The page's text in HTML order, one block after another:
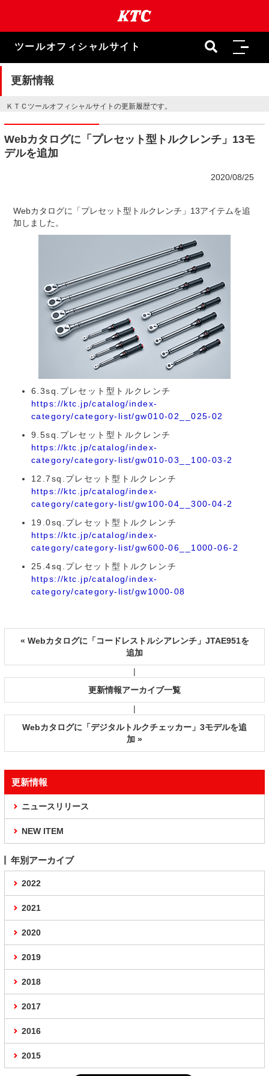
ま
キ
ツールオフィシャルサイト
更新情報
ＫＴＣツールオフィシャルサイトの更新履歴です。
Webカタログに「プレセット型トルクレンチ」13モ
デルを追加
2020/08/25
Webカタログに「プレセット型トルクレンチ」13アイテムを追
加しました。
6.3sq.プレセット型トルクレンチ
https://ktc.jp/catalog/index-
category/category-list/gw010-02__025-02
9.5sq.プレセット型トルクレンチ
https://ktc.jp/catalog/index-
category/category-list/gw010-03__100-03-2
12.7sq.プレセット型トルクレンチ
https://ktc.jp/catalog/index-
category/category-list/gw100-04__300-04-2
19.0sq.プレセット型トルクレンチ
https://ktc.jp/catalog/index-
category/category-list/gw600-06__1000-06-2
25.4sq.プレセット型トルクレンチ
https://ktc.jp/catalog/index-
category/category-list/gw1000-08
« Webカタログに「コードレストルシアレンチ」JTAE951を
追加
|
更新情報アーカイブ一覧
|
Webカタログに「デジタルトルクチェッカー」3モデルを追
加 »
更新情報
ニュースリリース
NEW ITEM
年別アーカイブ
2022
2021
2020
2019
2018
2017
2016
2015